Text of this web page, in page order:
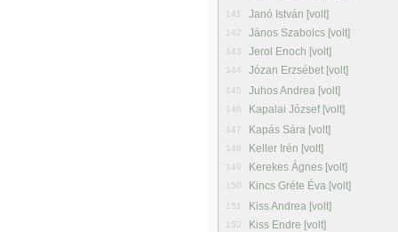
141 Janó István [volt]
142 János Szabolcs [volt]
143 Jerol Enoch [volt]
144 Józan Erzsébet [volt]
145 Juhos Andrea [volt]
146 Kapalai József [volt]
147 Kapás Sára [volt]
148 Keller Irén [volt]
149 Kerekes Ágnes [volt]
150 Kincs Gréte Éva [volt]
151 Kiss Andrea [volt]
152 Kiss Endre [volt]